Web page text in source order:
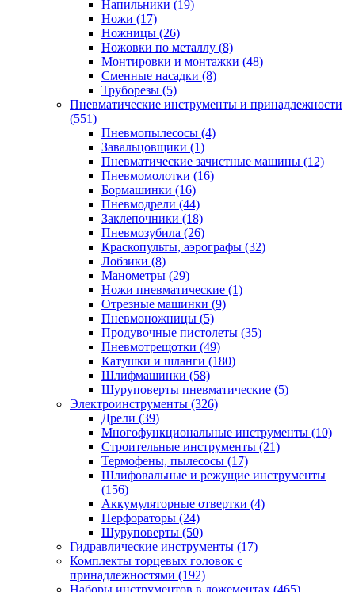
Напильники (19)
Ножи (17)
Ножницы (26)
Ножовки по металлу (8)
Монтировки и монтажки (48)
Сменные насадки (8)
Труборезы (5)
Пневматические инструменты и принадлежности
(551)
Пневмопылесосы (4)
Завальцовщики (1)
Пневматические зачистные машины (12)
Пневмомолотки (16)
Бормашинки (16)
Пневмодрели (44)
Заклепочники (18)
Пневмозубила (26)
Краскопульты, аэрографы (32)
Лобзики (8)
Манометры (29)
Ножи пневматические (1)
Отрезные машинки (9)
Пневмоножницы (5)
Продувочные пистолеты (35)
Пневмотрещотки (49)
Катушки и шланги (180)
Шлифмашинки (58)
Шуруповерты пневматические (5)
Электроинструменты (326)
Дрели (39)
Многофункциональные инструменты (10)
Строительные инструменты (21)
Термофены, пылесосы (17)
Шлифовальные и режущие инструменты
(156)
Аккумуляторные отвертки (4)
Перфораторы (24)
Шуруповерты (50)
Гидравлические инструменты (17)
Комплекты торцевых головок с
принадлежностями (192)
Наборы инструментов в ложементах (465)